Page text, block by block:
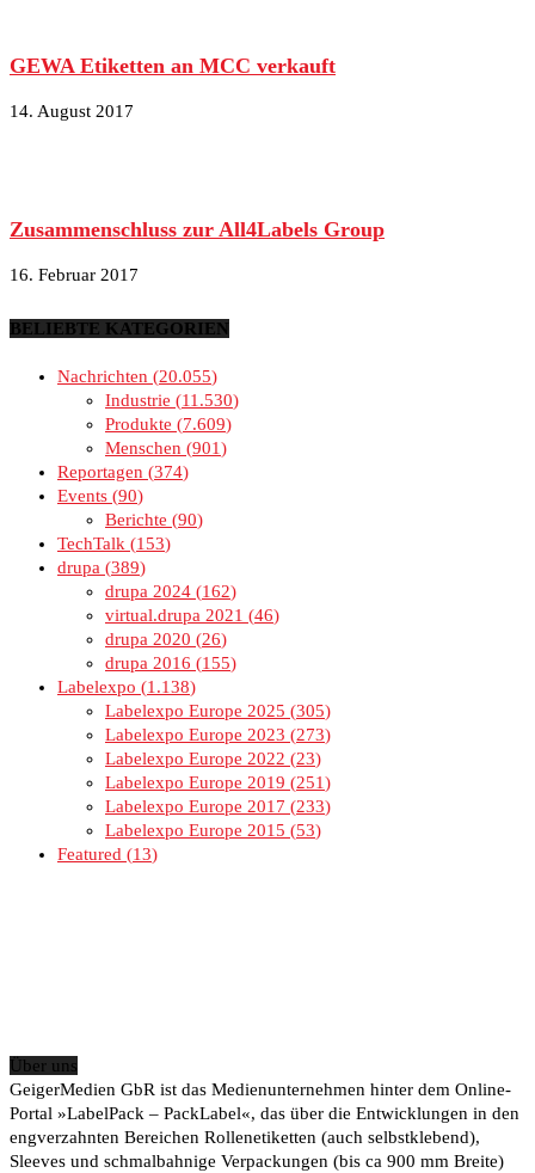
GEWA Etiketten an MCC verkauft
14. August 2017
Zusammenschluss zur All4Labels Group
16. Februar 2017
BELIEBTE KATEGORIEN
Nachrichten
20.055
Industrie
11.530
Produkte
7.609
Menschen
901
Reportagen
374
Events 90
Berichte
90
TechTalk
153
drupa
389
drupa 2024
162
virtual.drupa 2021
46
drupa 2020
26
drupa 2016
155
Labelexpo
1.138
Labelexpo Europe 2025
305
Labelexpo Europe 2023
273
Labelexpo Europe 2022
23
Labelexpo Europe 2019
251
Labelexpo Europe 2017
233
Labelexpo Europe 2015
53
Featured
13
Über uns
GeigerMedien GbR ist das Medienunternehmen hinter dem Online-
Portal »LabelPack – PackLabel«, das über die Entwicklungen in den
engverzahnten Bereichen Rollenetiketten (auch selbstklebend),
Sleeves und schmalbahnige Verpackungen (bis ca 900 mm Breite)